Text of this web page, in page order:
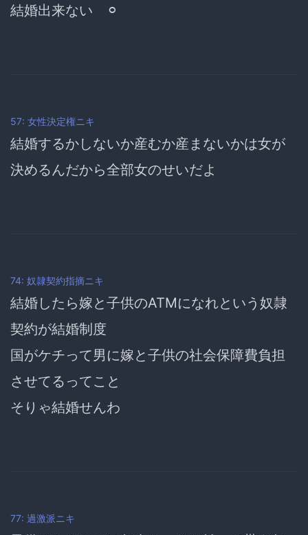
結婚出来ない ⚪︎
57: 女性決定権ニキ
結婚するかしないか産むか産まないかは女が
決めるんだから全部女のせいだよ
74: 奴隷契約指摘ニキ
結婚したら嫁と子供のATMになれという奴隷
契約が結婚制度
国がケチって男に嫁と子供の社会保障費負担
させてるってこと
そりゃ結婚せんわ
77: 過激派ニキ